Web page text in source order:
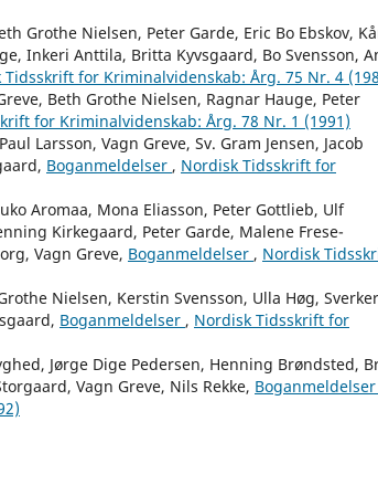
Grothe Nielsen, Peter Garde, Eric Bo Ebskov,
Inkeri Anttila, Britta Kyvsgaard, Bo Svensson,
Tidsskrift for Kriminalvidenskab: Årg. 75 Nr. 4
Beth Grothe Nielsen, Ragnar Hauge, Peter
for Kriminalvidenskab: Årg. 78 Nr. 1 (1991)
Larsson, Vagn Greve, Sv. Gram Jensen, Jacob
Boganmeldelser , Nordisk Tidsskrift for
Aromaa, Mona Eliasson, Peter Gottlieb, Ulf
Kirkegaard, Peter Garde, Malene Frese-
Vagn Greve, Boganmeldelser , Nordisk
Nielsen, Kerstin Svensson, Ulla Høg, Sverker
Boganmeldelser , Nordisk Tidsskrift for
Jørge Dige Pedersen, Henning Brøndsted,
Vagn Greve, Nils Rekke, Boganmeldelser